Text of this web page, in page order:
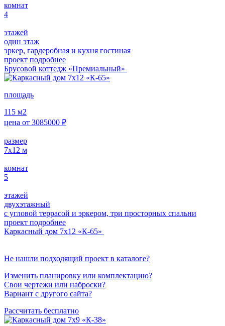
комнат
4
этажей
один этаж
эркер, гардеробная и кухня гостиная
проект подробнее
Брусовой коттедж «Премиальный»
площадь
115 м2
цена от 3085000 ₽
размер
7х12 м
комнат
5
этажей
двухэтажный
с угловой террасой и эркером, три просторных спальни
проект подробнее
Каркасный дом 7х12 «К-65»
Не нашли подходящий проект в каталоге?
Изменить планировку или комплектацию?
Свои чертежи или наброски?
Вариант с другого сайта?
Рассчитать бесплатно